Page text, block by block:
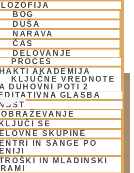
BOG
DUŠA
NARAVA
ČAS
DELOVANJE
PROCES
AKADEMIJA
KLJUČNE VREDNOTE
DUHOVNI POTI 2
GLASBA
SE
SKUPINE
IN SANGE PO
IN MLADINSKI